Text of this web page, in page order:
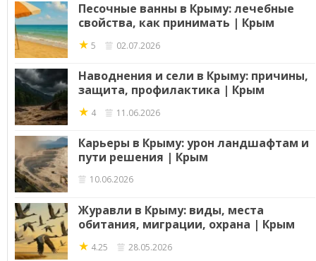
Песочные ванны в Крыму: лечебные
свойства, как принимать | Крым
★ 5 02.07.2026
Наводнения и сели в Крыму: причины,
защита, профилактика | Крым
★ 4 11.06.2026
Карьеры в Крыму: урон ландшафтам и
пути решения | Крым
10.06.2026
Журавли в Крыму: виды, места
обитания, миграции, охрана | Крым
★ 4.25 28.05.2026